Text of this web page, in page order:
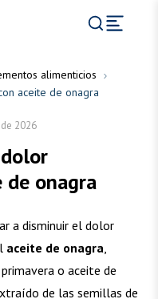
alimenticios
aceite de onagra
2026
de onagra
a disminuir el dolor
aceite de onagra,
o aceite de
de las semillas de